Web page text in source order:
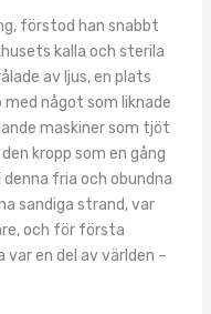
förstod han snabbt
kalla och sterila
av ljus, en plats
något som liknade
maskiner som tjöt
kropp som en gång
denna fria och obundna
sandiga strand, var
och för första
en del av världen –